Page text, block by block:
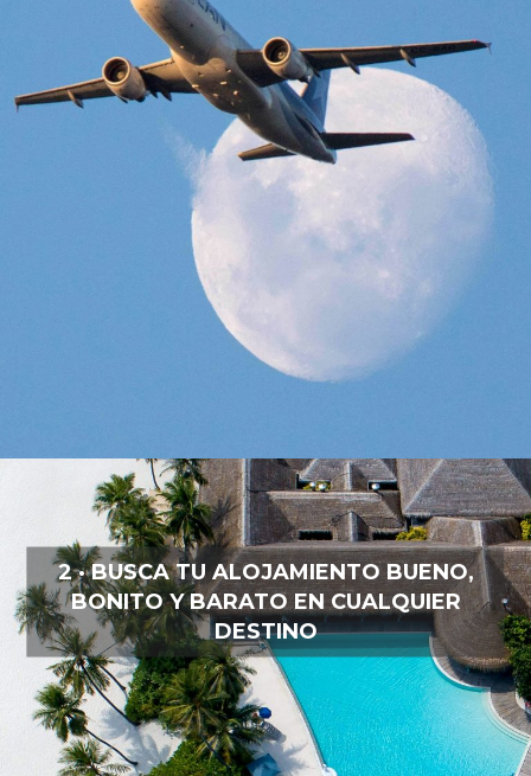
2 · BUSCA TU ALOJAMIENTO BUENO,
BONITO Y BARATO EN CUALQUIER
DESTINO